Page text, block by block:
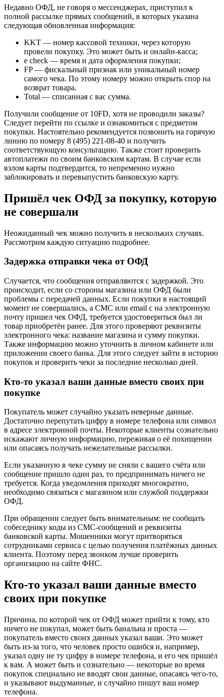
Недавно ОФД, не говоря о мессенджерах, приступил к
полной рассылке прямых сообщений, в которых указана
следующая обновленная информация:
KKT — номер кассовой техники, через которую
провели покупку. Это может быть и онлайн-касса;
e check — время и дата оформления покупки;
FP — фискальный признак или уникальный номер
самого чека. По этому номеру можно открыть спор на
возврат товара.
Total — списанная с вас сумма.
Получили сообщение от 10FD, хотя не проводили заказы?
Следует перейти по ссылке и ознакомиться с предметом
покупки. Настоятельно рекомендуется позвонить на горячую
линию по номеру 8 (495) 221-08-40 и получить
соответствующую консультацию. Также стоит проверить
автоплатежи по своим банковским картам. В случае если
взлом карты подтвердится, то непременно нужно
заблокировать и перевыпустить банковскую карту.
Пришёл чек ОФД за покупку, которую
не совершали
Неожиданный чек можно получить в нескольких случаях.
Рассмотрим каждую ситуацию подробнее.
Задержка отправки чека от ОФД
Случается, что сообщения отправляются с задержкой. Это
происходит, если со стороны магазина или ОФД были
проблемы с передачей данных. Если покупки в настоящий
момент не совершались, а СМС или email с на электронную
почту пришел чек ОФД, требуется удостовериться был ли
товар приобретён ранее. Для этого проверяют реквизиты
электронного чека: название магазина и сумму покупки.
Также информацию можно уточнить в личном кабинете или
приложении своего банка. Для этого следует зайти в историю
покупок и проверить чеки за последние несколько дней.
Кто-то указал ваши данные вместо своих при
покупке
Покупатель может случайно указать неверные данные.
Достаточно перепутать цифру в номере телефона или символ
в адресе электронной почты. Некоторые клиенты сознательно
искажают личную информацию, переживая о её похищении
или опасаясь получать нежелательные рассылки.
Если указанную в чеке сумму не сняли с вашего счёта или
сообщение пришло один раз, то предпринимать ничего не
требуется. Когда уведомления приходят многократно,
необходимо связаться с магазином или службой поддержки
ОФД.
При обращении следует быть внимательным: не сообщать
собеседнику коды из СМС-сообщений и реквизиты
банковской карты. Мошенники могут притворяться
сотрудниками сервиса с целью получения платёжных данных
клиента. Поэтому перед звонком лучше проверить
организацию на сайте ФНС.
Кто-то указал ваши данные вместо
своих при покупке
Причина, по которой чек от ОФД может прийти к тому, кто
ничего не покупал, может быть банальна и проста —
покупатель вместо своих данных указал ваши. Это может
быть из-за того, что человек просто ошибся и, например,
указал одну не ту цифру в номере телефона, и его чек пришёл
к вам. А может быть и сознательно — некоторые во время
покупок специально не вводят свои данные, опасаясь чего-то,
и указывают выдуманные, и случайно пишут ваш номер
телефона.